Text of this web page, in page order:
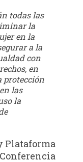
todas las
la
en la
a la
con
en
protección
las
la
Plataforma